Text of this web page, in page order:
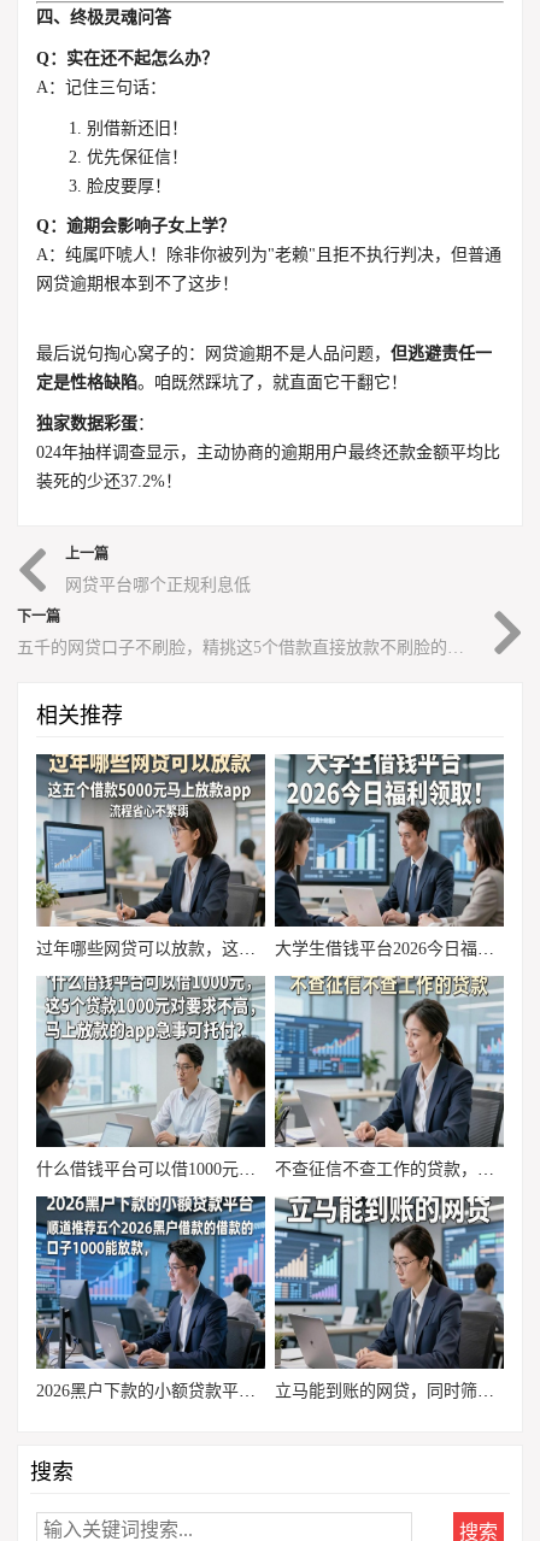
四、终极灵魂问答
Q：实在还不起怎么办？
A：记住三句话：
别借新还旧！
优先保征信！
脸皮要厚！
Q：逾期会影响子女上学？
A：纯属吓唬人！除非你被列为"老赖"且拒不执行判决，但普通
网贷逾期根本到不了这步！
最后说句掏心窝子的：网贷逾期不是人品问题， 但逃避责任一
定是性格缺陷。咱既然踩坑了，就直面它干翻它！
独家数据彩蛋：
024年抽样调查显示，主动协商的逾期用户最终还款金额平均比
装死的少还37.2%！
上一篇
网贷平台哪个正规利息低
下一篇
五千的网贷口子不刷脸，精挑这5个借款直接放款不刷脸的口子
相关推荐
什么借钱平台可以借1000元，这5个贷款1000元对要求不高马上放款的app急事可托付 不查征信不查工作的贷款，本篇介绍这5个无视征信工作的借钱私人放款口子可应对突发开销
立马能到账的网贷，同时筛选这五个无视征信的借钱500容易下款口子真心种草
搜索